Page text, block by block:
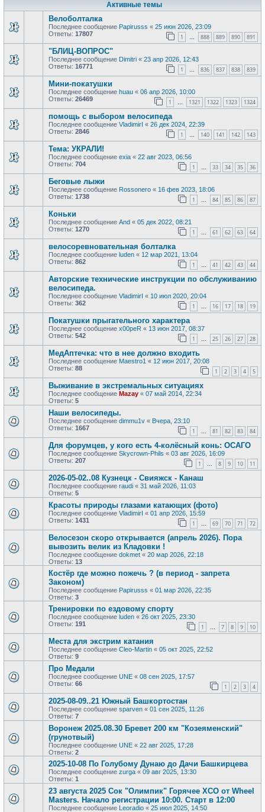
Активные темы
Велоболталка
Последнее сообщение Papirusss « 25 июн 2026, 23:09
Ответы: 17807 1 … 888 889 890 891
"БЛИЦ-ВОПРОС"
Последнее сообщение Dimitri « 23 апр 2026, 12:43
Ответы: 16771 1 … 836 837 838 839
Мини-покатушки
Последнее сообщение huau « 06 апр 2026, 10:00
Ответы: 26469 1 … 1321 1322 1323 1324
помощь с выбором велосипеда
Последнее сообщение VladimirI « 26 дек 2024, 22:39
Ответы: 2846 1 … 140 141 142 143
Тема: УКРАЛИ!
Последнее сообщение exia « 22 авг 2023, 06:56
Ответы: 704 1 … 33 34 35 36
Беговые лыжи
Последнее сообщение Rossonero « 16 фев 2023, 18:06
Ответы: 1738 1 … 84 85 86 87
Коньки
Последнее сообщение And « 05 дек 2022, 08:21
Ответы: 1270 1 … 61 62 63 64
велосоревновательная болталка
Последнее сообщение luden « 12 мар 2021, 13:04
Ответы: 862 1 … 41 42 43 44
Авторские технические инструкции по обслуживанию
велосипеда.
Последнее сообщение VladimirI « 10 июл 2020, 20:04
Ответы: 362 1 … 16 17 18 19
Покатушки прыгательного характера
Последнее сообщение x00peR « 13 июн 2017, 08:37
Ответы: 542 1 … 25 26 27 28
МедАптечка: что в нее должно входить
Последнее сообщение Maestro1 « 12 июн 2017, 20:08
Ответы: 88 1 2 3 4 5
Выживание в экстремальных ситуациях
Последнее сообщение Mazay « 07 май 2014, 22:34
Ответы: 5
Наши велосипеды.
Последнее сообщение dimmu1v « Вчера, 23:10
Ответы: 1667 1 … 81 82 83 84
Для форумцев, у кого есть 4-колёсный конь: ОСАГО
Последнее сообщение Skycrown-Phils « 03 авг 2026, 16:09
Ответы: 207 1 … 8 9 10 11
2026-05-02..08 Кузнецк - Свияжск - Канаш
Последнее сообщение raudi « 31 май 2026, 11:03
Ответы: 5
Красоты природы глазами катающих (фото)
Последнее сообщение VladimirI « 01 апр 2026, 15:59
Ответы: 1431 1 … 69 70 71 72
Велосезон скоро открывается (апрель 2026). Пора
вывозить велик из Кладовки !
Последнее сообщение dokmet « 20 мар 2026, 22:18
Ответы: 13
Костёр где можно пожечь ? (в период - запрета
Законом)
Последнее сообщение Papirusss « 01 мар 2026, 22:35
Ответы: 3
Тренировки по ездовому спорту
Последнее сообщение luden « 26 окт 2025, 23:30
Ответы: 191 1 … 7 8 9 10
Места для экстрим катания
Последнее сообщение Cleo-Martin « 05 окт 2025, 22:52
Ответы: 9
Про Медали
Последнее сообщение UNE « 08 сен 2025, 17:57
Ответы: 66 1 2 3 4
2025-08-09..21 Южный Башкортостан
Последнее сообщение sparven « 01 сен 2025, 11:26
Ответы: 7
Воронеж 2025.08.30 Бревет 200 км "Козеяменский"
(грунотвый)
Последнее сообщение UNE « 22 авг 2025, 17:28
Ответы: 2
2025-10-08 По Голубому Дунаю до Дачи Башкирцева
Последнее сообщение zurga « 09 авг 2025, 13:30
Ответы: 1
23 августа 2025 Сок "Олимпик" Горячее XCO от Wheel
Masters. Начало регистрации 10:00. Старт в 12:00
Последнее сообщение Leoradio « 25 июл 2025, 14:50